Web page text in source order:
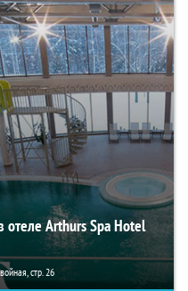
Arthurs Spa Hotel
стр. 26